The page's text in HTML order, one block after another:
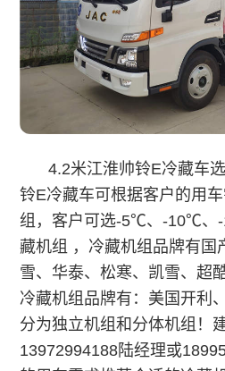
4.2米江淮帅铃E冷藏车
铃E冷藏车可根据客户的用
组，客户可选-5℃、-10℃
藏机组 ，冷藏机组品牌有国
雪、华泰、松寒、凯雪、超
冷藏机组品牌有：美国开利
分为独立机组和分体机组！
13972994188陆经理或